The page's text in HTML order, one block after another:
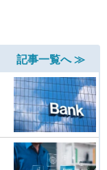
記事一覧へ ≫